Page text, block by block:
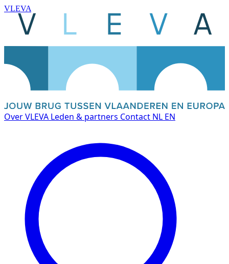
VLEVA
Over VLEVA Leden & partners Contact NL EN